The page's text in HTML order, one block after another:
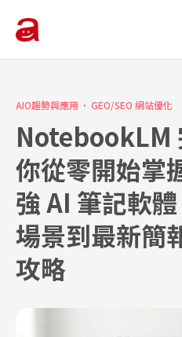
AIO趨勢與應用 GEO/SEO 網站優化
NotebookLM
你從零開始掌
強 AI 筆記軟
場景到最新簡
攻略